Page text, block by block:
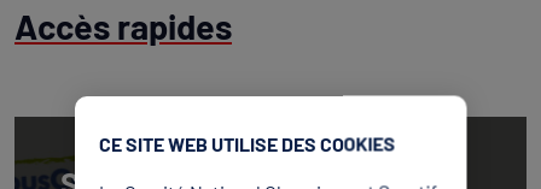
Accès rapides
CE SITE WEB UTILISE DES COOKIES